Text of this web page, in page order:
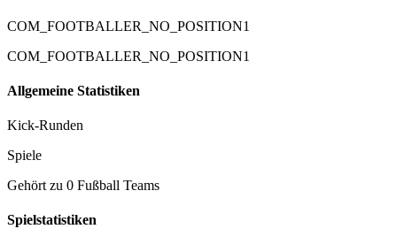
COM_FOOTBALLER_NO_POSITION1
COM_FOOTBALLER_NO_POSITION1
Allgemeine Statistiken
Kick-Runden
Spiele
Gehört zu 0 Fußball Teams
Spielstatistiken